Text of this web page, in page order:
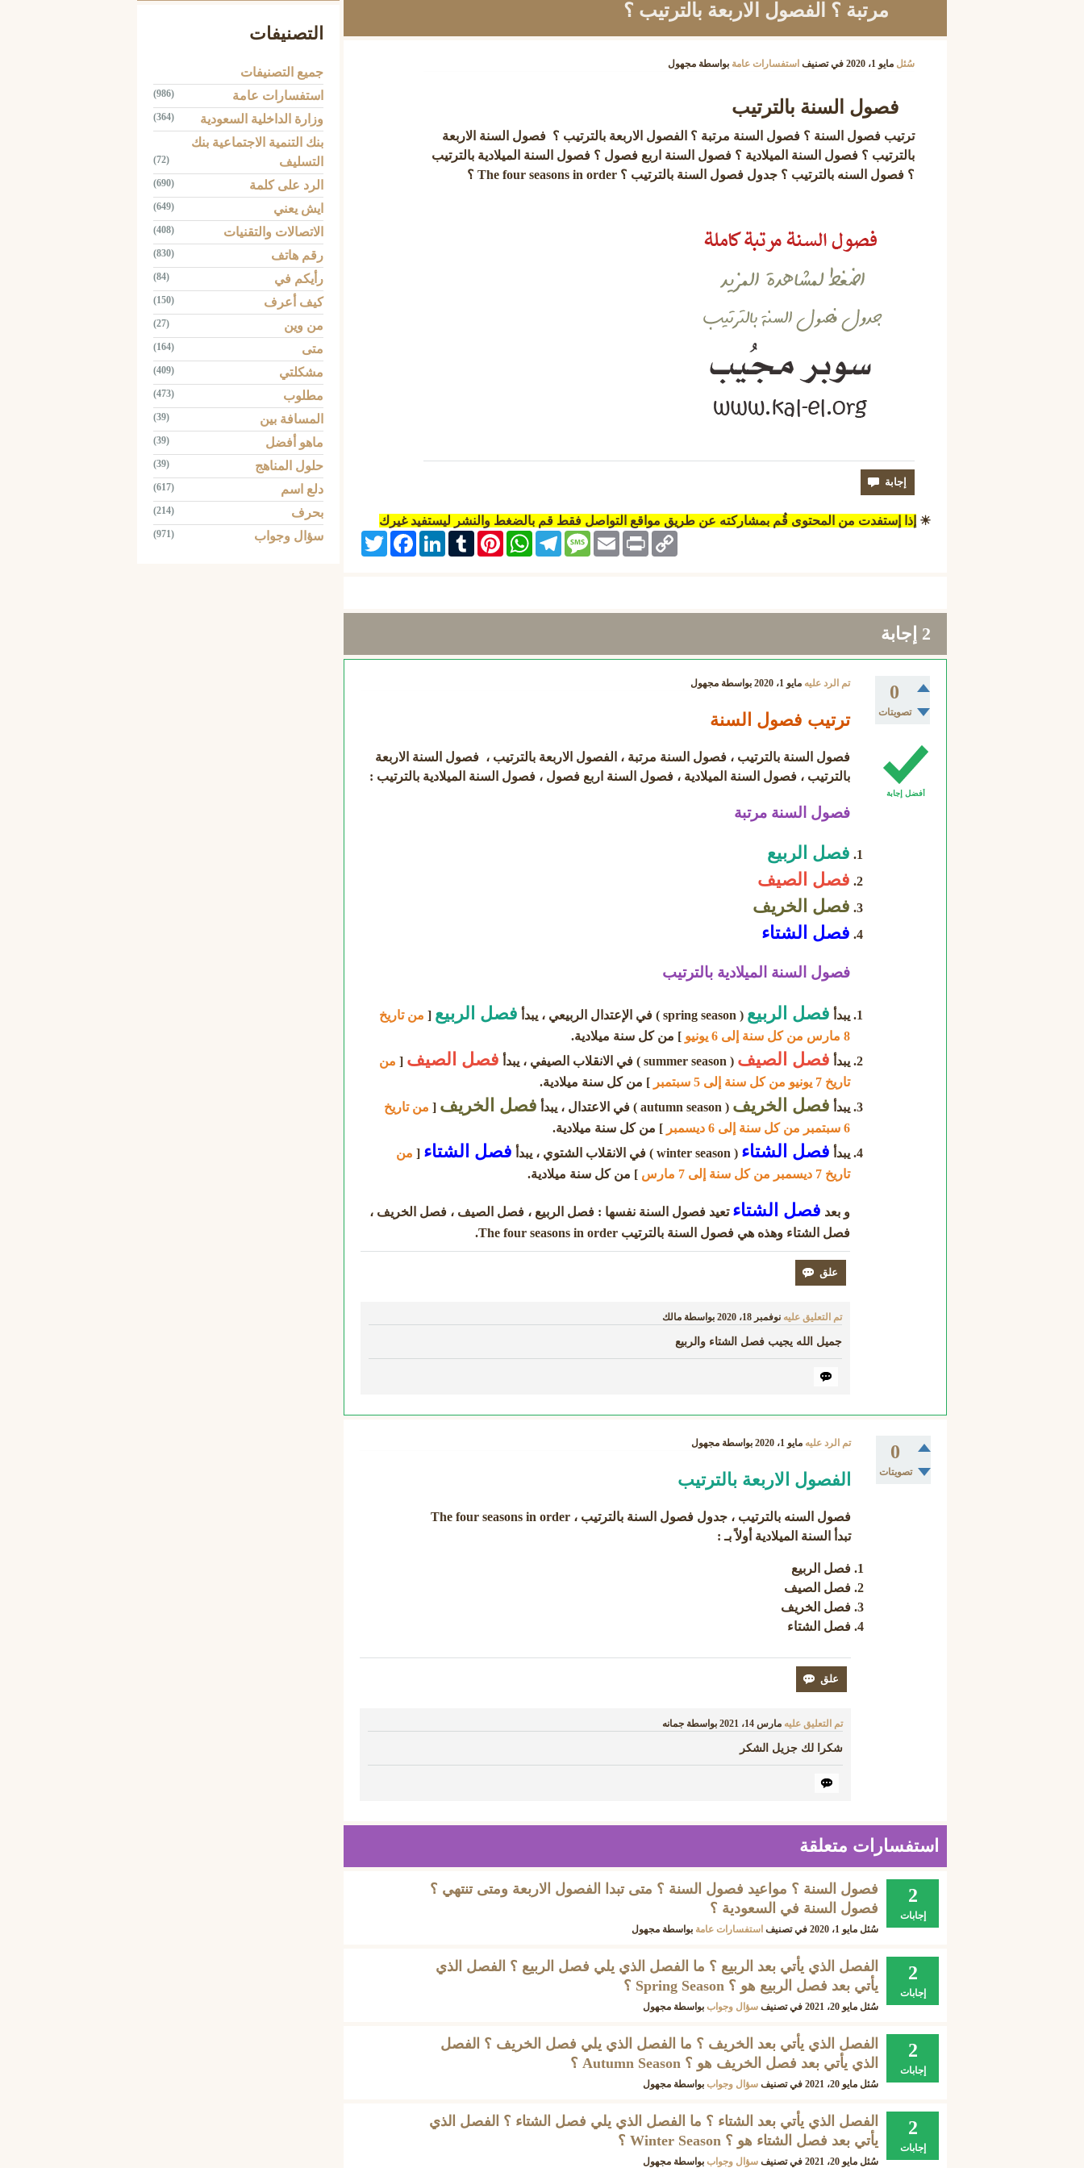
مرتبة ؟ الفصول الاربعة بالترتيب ؟
سُئل مايو 1، 2020 في تصنيف استفسارات عامة بواسطة مجهول
فصول السنة بالترتيب
ترتيب فصول السنة ؟ فصول السنة مرتبة ؟ الفصول الاربعة بالترتيب ؟ فصول السنة الاربعة
بالترتيب ؟ فصول السنة الميلادية ؟ فصول السنة اربع فصول ؟ فصول السنة الميلادية بالترتيب
؟ فصول السنه بالترتيب ؟ جدول فصول السنة بالترتيب ؟ The four seasons in order ؟
☀ إذا إستفدت من المحتوى قُم بمشاركته عن طريق مواقع التواصل فقط قم بالضغط والنشر ليستفيد غيرك
Twitter
FacebookLinkedInTumblrPinterest
WhatsAppTelegramMessageEmail PrintCopy
Link
2 إجابة
0
تصويتات
تم الرد عليه مايو 1، 2020 بواسطة مجهول
أفضل إجابة
ترتيب فصول السنة
فصول السنة بالترتيب ، فصول السنة مرتبة ، الفصول الاربعة بالترتيب ، فصول السنة الاربعة
بالترتيب ، فصول السنة الميلادية ، فصول السنة اربع فصول ، فصول السنة الميلادية بالترتيب :
فصول السنة مرتبة
فصل الربيع
فصل الصيف
فصل الخريف
فصل الشتاء
فصول السنة الميلادية بالترتيب
يبدأ فصل الربيع ( spring season ) في الإعتدال الربيعي ، يبدأ فصل الربيع [ من تاريخ
8 مارس من كل سنة إلى 6 يونيو
] من كل سنة ميلادية.
يبدأ فصل الصيف ( summer season ) في الانقلاب الصيفي ، يبدأ فصل الصيف [ من
تاريخ 7 يونيو من كل سنة إلى 5 سبتمبر
] من كل سنة ميلادية.
يبدأ فصل الخريف ( autumn season ) في الاعتدال ، يبدأ فصل الخريف [ من تاريخ
6 سبتمبر من كل سنة إلى 6 ديسمبر
] من كل سنة ميلادية.
يبدأ فصل الشتاء ( winter season ) في الانقلاب الشتوي ، يبدأ فصل الشتاء [ من
تاريخ 7 ديسمبر من كل سنة إلى 7 مارس
] من كل سنة ميلادية.
و بعد فصل الشتاء تعيد فصول السنة نفسها : فصل الربيع ، فصل الصيف ، فصل الخريف ،
فصل الشتاء وهذه هي فصول السنة بالترتيب The four seasons in order.
تم التعليق عليه نوفمبر 18، 2020 بواسطة مالك
جميل الله يجيب فصل الشتاء والربيع
0
تصويتات
تم الرد عليه مايو 1، 2020 بواسطةمجهول
الفصول الاربعة بالترتيب
فصول السنه بالترتيب ، جدول فصول السنة بالترتيب ، The four seasons in order
تبدأ السنة الميلادية أولاً بـ :
فصل الربيع
فصل الصيف
فصل الخريف
فصل الشتاء
تم التعليق عليه مارس 14، 2021 بواسطةجمانه
شكرا لك جزيل الشكر
استفسارات متعلقة
2
إجابات
فصول السنة ؟ مواعيد فصول السنة ؟ متى تبدا الفصول الاربعة ومتى تنتهي ؟
فصول السنة في السعودية ؟
سُئل مايو 1، 2020 في تصنيف استفسارات عامة بواسطة مجهول
2
إجابات
الفصل الذي يأتي بعد الربيع ؟ ما الفصل الذي يلي فصل الربيع ؟ الفصل الذي
يأتي بعد فصل الربيع هو ؟ Spring Season ؟
سُئل مايو 20، 2021 في تصنيف سؤال وجواب بواسطة مجهول
2
إجابات
الفصل الذي يأتي بعد الخريف ؟ ما الفصل الذي يلي فصل الخريف ؟ الفصل
الذي يأتي بعد فصل الخريف هو ؟ Autumn Season ؟
سُئل مايو 20، 2021 في تصنيف سؤال وجواب بواسطة مجهول
2
إجابات
الفصل الذي يأتي بعد الشتاء ؟ ما الفصل الذي يلي فصل الشتاء ؟ الفصل الذي
يأتي بعد فصل الشتاء هو ؟ Winter Season ؟
سُئل مايو 20، 2021 في تصنيف سؤال وجواب بواسطة مجهول
التصنيفات
جميع التصنيفات
استفسارات عامة
(986)
وزارة الداخلية السعودية (364)
بنك التنمية الاجتماعية بنك
التسليف
(72)
الرد على كلمة (690)
ايش يعني (649)
الاتصالات والتقنيات (408)
رقم هاتف (830)
رأيكم في (84)
كيف أعرف (150)
من وين (27)
متى (164)
مشكلتي (409)
مطلوب (473)
المسافة بين (39)
ماهو أفضل (39)
حلول المناهج (39)
دلع اسم (617)
بحرف (214)
سؤال وجواب (971)